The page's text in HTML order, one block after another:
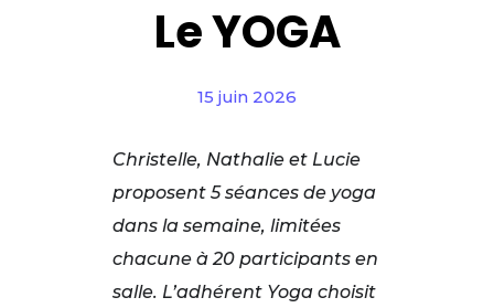
Le YOGA
15 juin 2026
Christelle, Nathalie et Lucie
proposent 5 séances de yoga
dans la semaine, limitées
chacune à 20 participants en
salle. L’adhérent Yoga choisit